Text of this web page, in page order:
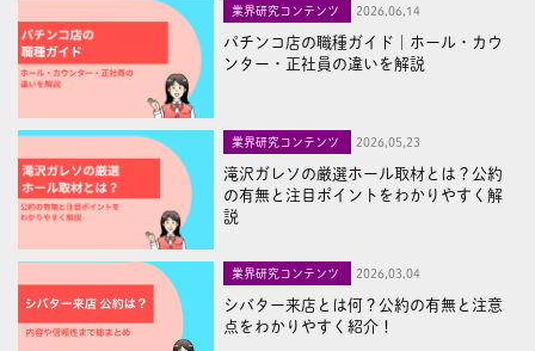
業界研究コンテンツ 2026,06,14
パチンコ店の職種ガイド｜ホール・カウ
ンター・正社員の違いを解説
業界研究コンテンツ 2026,05,23
滝沢ガレソの厳選ホール取材とは？公約
の有無と注目ポイントをわかりやすく解
説
業界研究コンテンツ 2026,03,04
シバター来店とは何？公約の有無と注意
点をわかりやすく紹介！